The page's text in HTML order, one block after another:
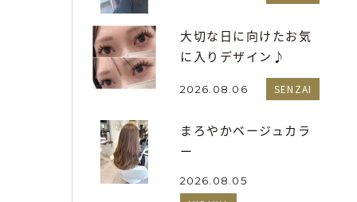
大切な日に向けたお気
に入りデザイン♪
2026.08.06 SENZAI
まろやかベージュカラ
ー
2026.08.05